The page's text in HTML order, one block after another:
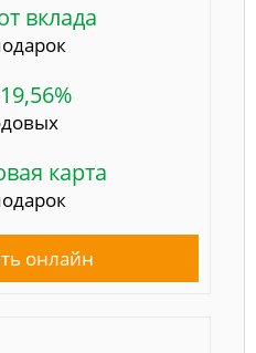
вклада
карта
онлайн